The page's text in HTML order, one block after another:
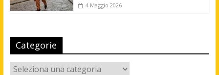
4 Maggio 2026
Categorie
Categorie